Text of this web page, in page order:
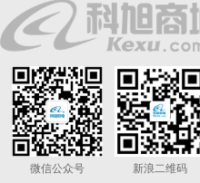
微信公众号 新浪二维码